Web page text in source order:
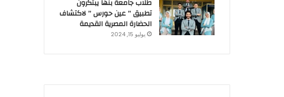
طلاب جامعة بنها يبتكرون
تطبيق ” عين حورس ” لاكتشاف
الحضارة المصرية القديمة
يوليو 15, 2024